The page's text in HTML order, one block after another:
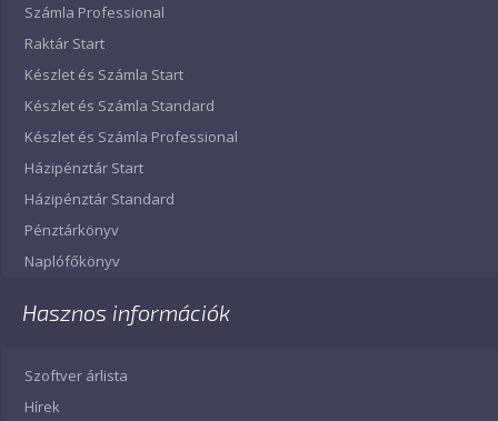
Számla Professional
Raktár Start
Készlet és Számla Start
Készlet és Számla Standard
Készlet és Számla Professional
Házipénztár Start
Házipénztár Standard
Pénztárkönyv
Naplófőkönyv
Hasznos információk
Szoftver árlista
Hírek